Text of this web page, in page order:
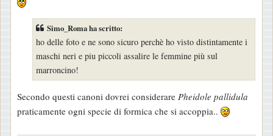
a
Simo_Roma ha scritto:
ho delle foto e ne sono sicuro perchè ho visto distintamente i
maschi neri e piu piccoli assalire le femmine più sul
marroncino!
Secondo questi canoni dovrei considerare Pheidole pallidula
praticamente ogni specie di formica che si accoppia..